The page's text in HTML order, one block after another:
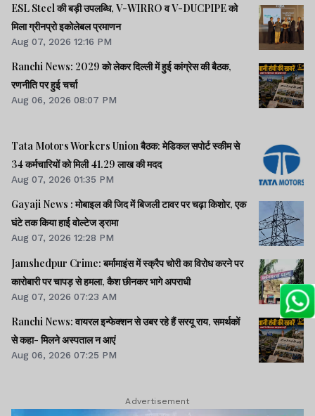
ESL Steel की बड़ी उपलब्धि, V-WIRRO व V-DUCPIPE को
मिला ग्रीनप्रो इकोलेबल प्रमाणन
Aug 07, 2026 12:16 PM
Ranchi News: 2029 को लेकर दिल्ली में हुई कांग्रेस की बैठक,
रणनीति पर हुई चर्चा
Aug 06, 2026 08:07 PM
Tata Motors Workers Union बैठक: मेडिकल सपोर्ट स्कीम से
34 कर्मचारियों को मिली 41.29 लाख की मदद
Aug 07, 2026 01:35 PM
Gayaji News : मोबाइल की जिद में बिजली टावर पर चढ़ा किशोर, एक
घंटे तक किया हाई वोल्टेज ड्रामा
Aug 07, 2026 12:28 PM
Jamshedpur Crime: बर्मामाइंस में स्क्रैप चोरी का विरोध करने पर
कारोबारी पर चापड़ से हमला, कैश छीनकर भागे अपराधी
Aug 07, 2026 07:23 AM
Ranchi News: वायरल इन्फेक्शन से उबर रहे हैं सरयू राय, समर्थकों
से कहा- मिलने अस्पताल न आएं
Aug 06, 2026 07:25 PM
Advertisement